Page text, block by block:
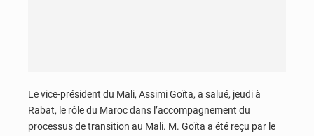
Le vice-président du Mali, Assimi Goïta, a salué, jeudi à
Rabat, le rôle du Maroc dans l’accompagnement du
processus de transition au Mali. M. Goïta a été reçu par le